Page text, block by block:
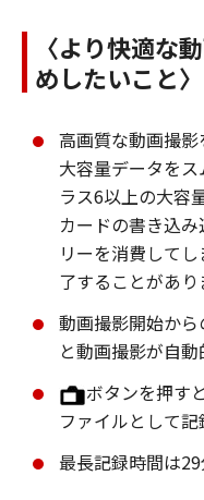
〈より快適な
めしたいこと〉
高画質な動画撮影
大容量データを
ラス6以上の大容
カードの書き込
リーを消費して
了することがあり
動画撮影開始か
と動画撮影が自動
ボタンを押す
ファイルとして記
最長記録時間は29